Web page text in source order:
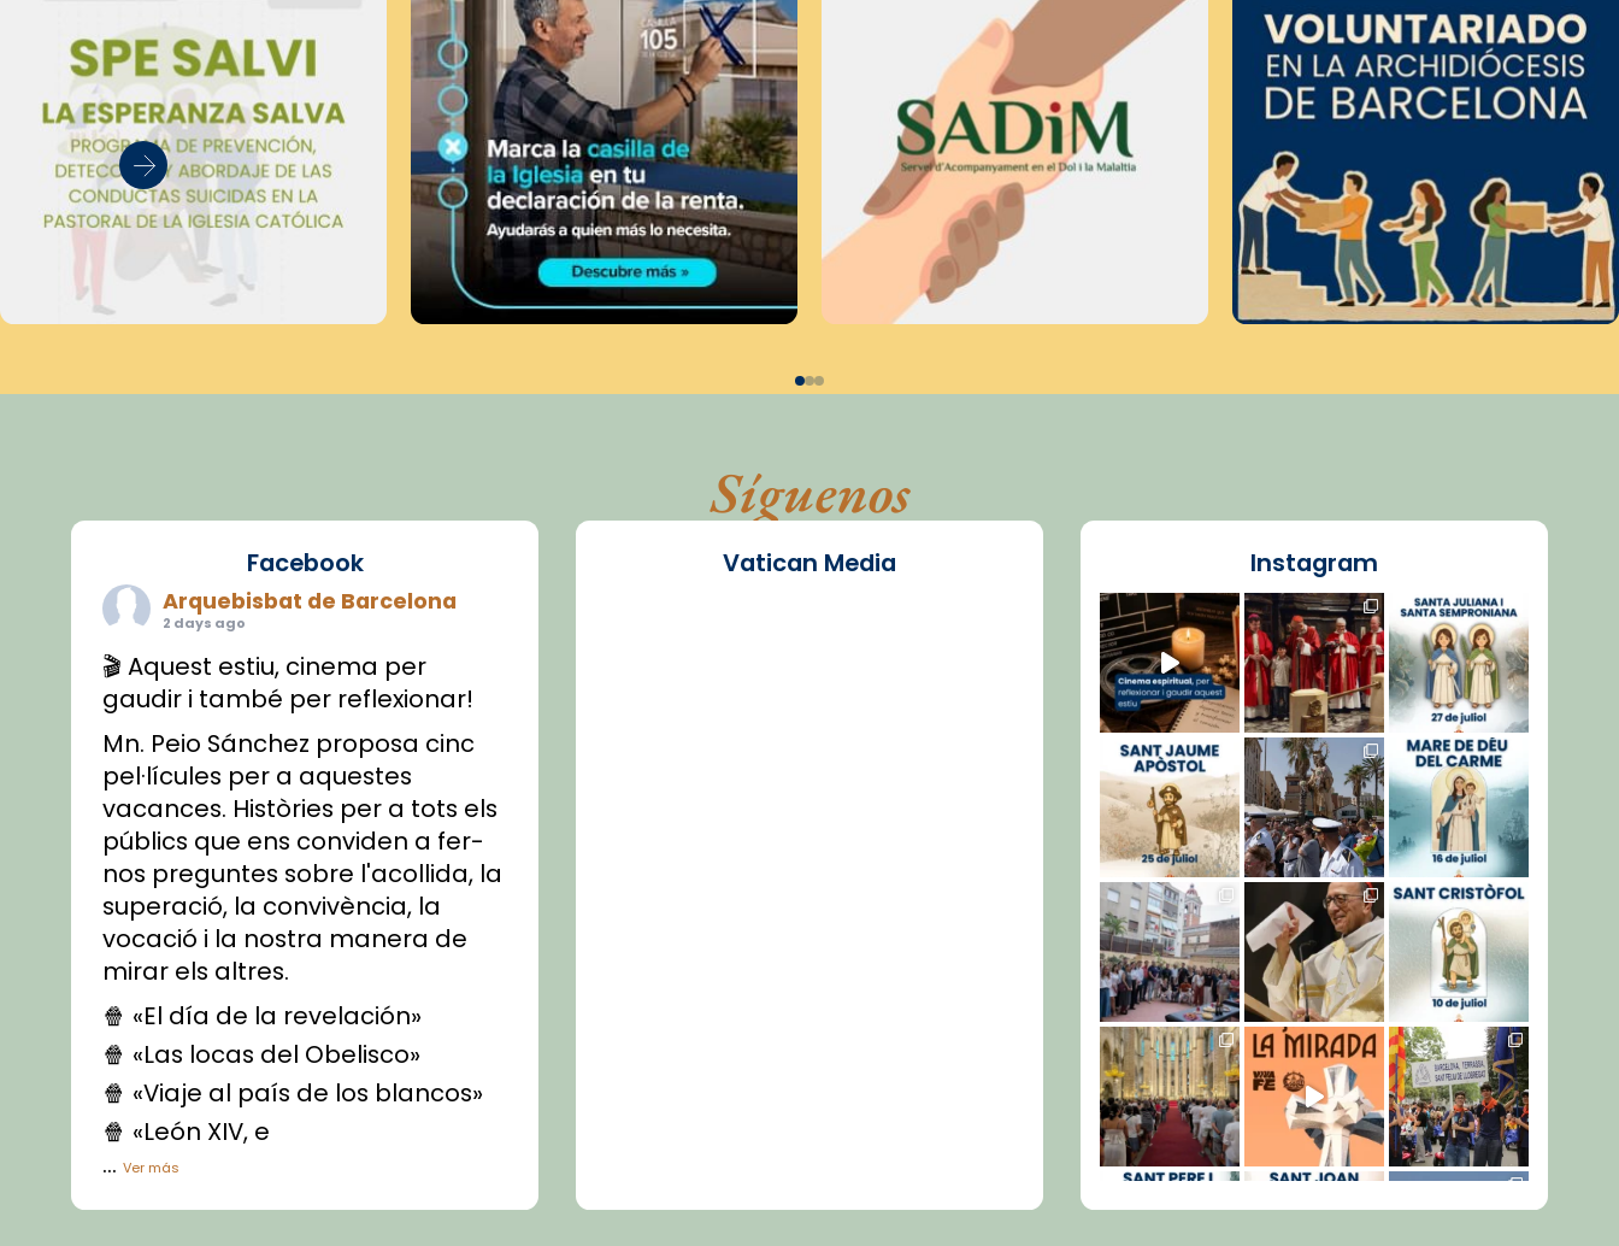
Síguenos
Facebook
Arquebisbat de Barcelona
2 days ago
🎬 Aquest estiu, cinema per
gaudir i també per reflexionar!
Mn. Peio Sánchez proposa cinc
pel·lícules per a aquestes
vacances. Històries per a tots els
públics que ens conviden a fer-
nos preguntes sobre l'acollida, la
superació, la convivència, la
vocació i la nostra manera de
mirar els altres.
🍿 «El día de la revelación»
🍿 «Las locas del Obelisco»
🍿 «Viaje al país de los blancos»
🍿 «León XIV, e
...Ver más
Vídeo
Vatican Media Instagram